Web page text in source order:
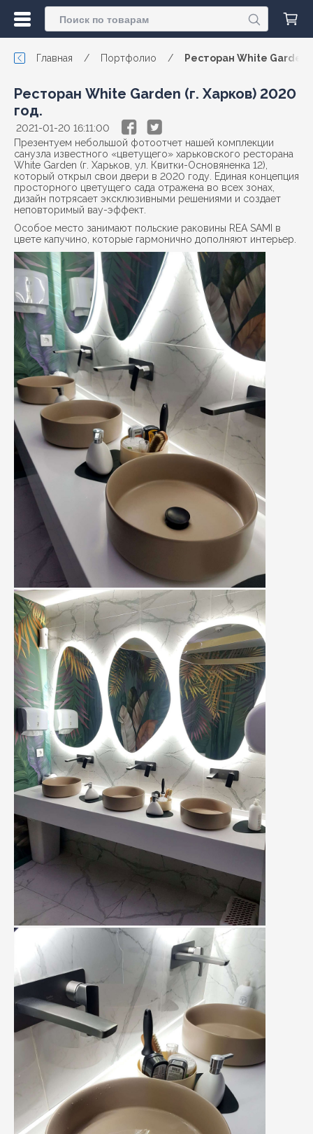
Главная / Портфолио / Ресторан White Garden
Ресторан White Garden (г. Харков) 2020
год.
2021-01-20 16:11:00
Презентуем небольшой фотоотчет нашей комплекции
санузла известного «цветущего» харьковского ресторана
White Garden (г. Харьков, ул. Квитки-Основяненка 12),
который открыл свои двери в 2020 году. Единая концепция
просторного цветущего сада отражена во всех зонах,
дизайн потрясает эксклюзивными решениями и создает
неповторимый вау-эффект.
Особое место занимают польские раковины REA SAMI
в
цвете капучино, которые гармонично дополняют интерьер.